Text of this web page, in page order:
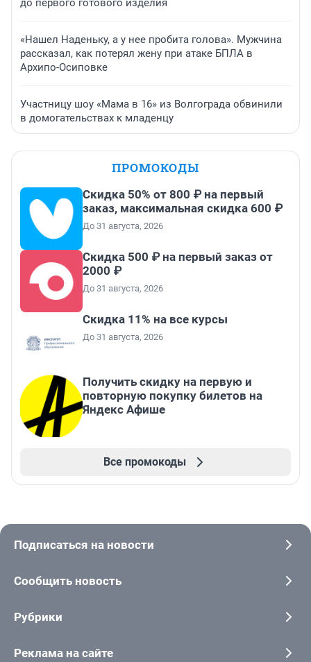
до первого готового изделия
«Нашел Наденьку, а у нее пробита голова». Мужчина
рассказал, как потерял жену при атаке БПЛА в
Архипо-Осиповке
Участницу шоу «Мама в 16» из Волгограда обвинили
в домогательствах к младенцу
ПРОМОКОДЫ
Скидка 50% от 800 ₽ на первый
заказ, максимальная скидка 600 ₽
До 31 августа, 2026
Скидка 500 ₽ на первый заказ от
2000 ₽
До 31 августа, 2026
Скидка 11% на все курсы
До 31 августа, 2026
Получить скидку на первую и
повторную покупку билетов на
Яндекс Афише
Все промокоды
Подписаться на новости
Сообщить новость
Рубрики
Реклама на сайте